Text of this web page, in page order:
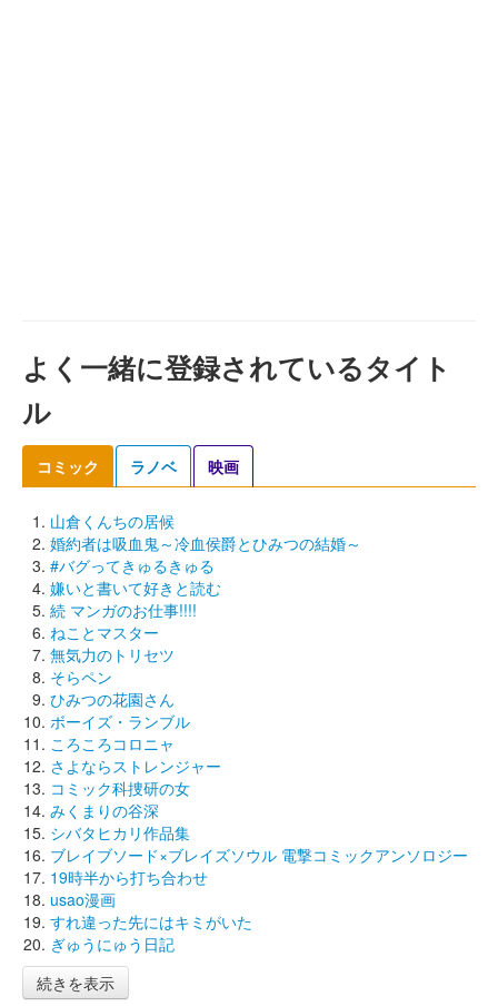
よく一緒に登録されているタイト
ル
コミック ラノベ 映画
山倉くんちの居候
婚約者は吸血鬼～冷血侯爵とひみつの結婚～
#バグってきゅるきゅる
嫌いと書いて好きと読む
続 マンガのお仕事!!!!
ねことマスター
無気力のトリセツ
そらペン
ひみつの花園さん
ボーイズ・ランブル
ころころコロニャ
さよならストレンジャー
コミック科捜研の女
みくまりの谷深
シバタヒカリ作品集
ブレイブソード×ブレイズソウル 電撃コミックアンソロジー
19時半から打ち合わせ
usao漫画
すれ違った先にはキミがいた
ぎゅうにゅう日記
続きを表示